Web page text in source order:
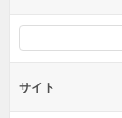
サイト